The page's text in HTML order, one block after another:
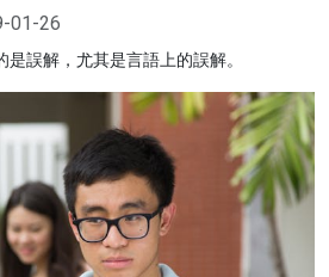
01-26
誤解，尤其是言語上的誤解。